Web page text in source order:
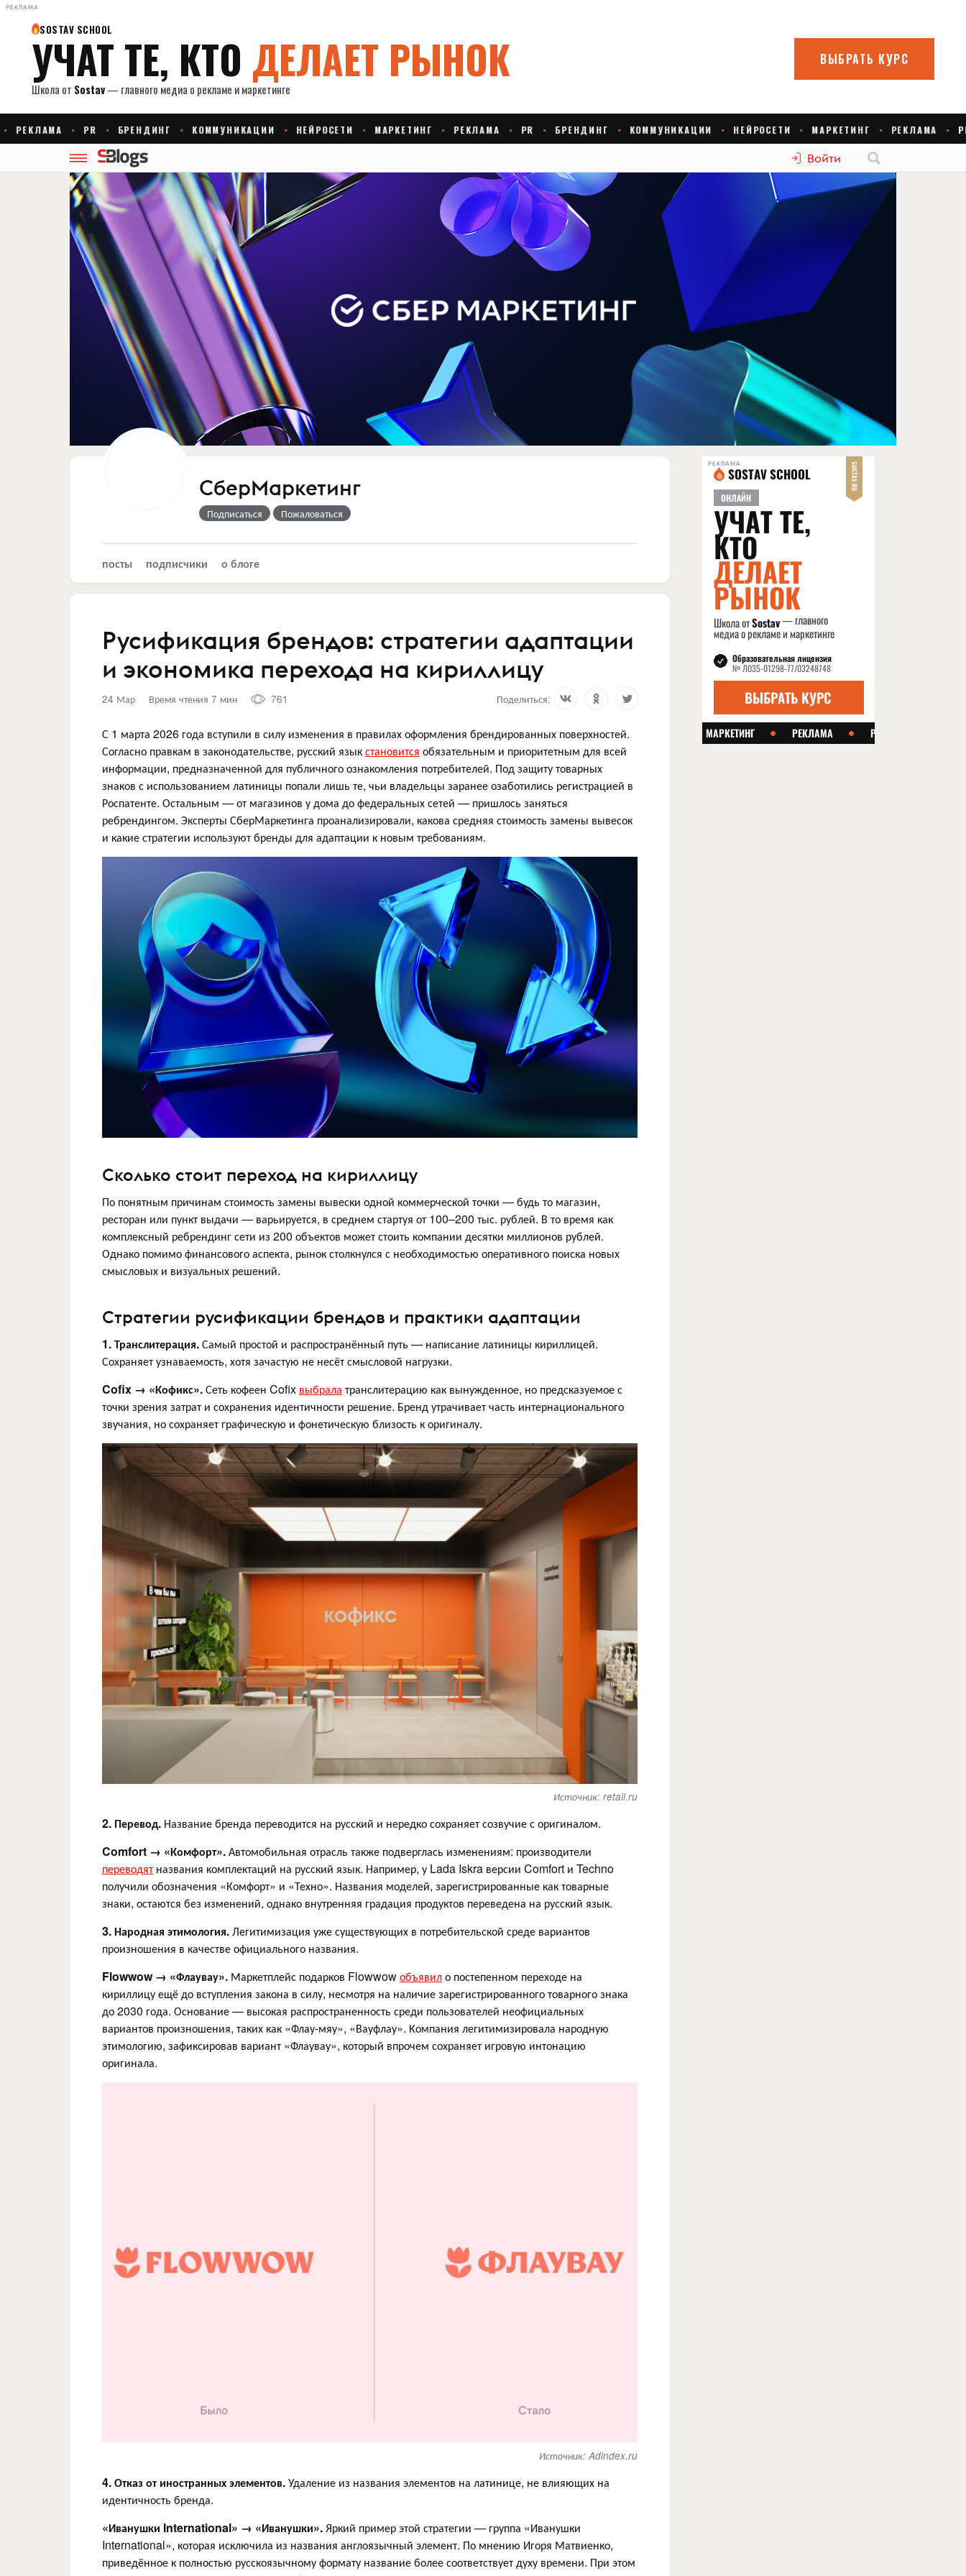
РЕКЛАМА
Войти
СберМаркетинг
Подписаться Пожаловаться
посты подписчики о блоге
Русификация брендов: стратегии адаптации
и экономика перехода на кириллицу
24 Мар Время чтения 7 мин 761 Поделиться:
С 1 марта 2026 года вступили в силу изменения в правилах оформления брендированных поверхностей.
Согласно правкам в законодательстве, русский языкстановится обязательным и приоритетным для всей
информации, предназначенной для публичного ознакомления потребителей. Под защиту товарных
знаков с использованием латиницы попали лишь те, чьи владельцы заранее озаботились регистрацией в
Роспатенте. Остальным — от магазинов у дома до федеральных сетей — пришлось заняться
ребрендингом. Эксперты СберМаркетинга проанализировали, какова средняя стоимость замены вывесок
и какие стратегии используют бренды для адаптации к новым требованиям.
Сколько стоит переход на кириллицу
По понятным причинам стоимость замены вывески одной коммерческой точки — будь то магазин,
ресторан или пункт выдачи — варьируется, в среднем стартуя от 100–200 тыс. рублей. В то время как
комплексный ребрендинг сети из 200 объектов может стоить компании десятки миллионов рублей.
Однако помимо финансового аспекта, рынок столкнулся с необходимостью оперативного поиска новых
смысловых и визуальных решений.
Стратегии русификации брендов и практики адаптации
1. Транслитерация.Самый простой и распространённый путь — написание латиницы кириллицей.
Сохраняет узнаваемость, хотя зачастую не несёт смысловой нагрузки.
Cofix → «Кофикс».Сеть кофеен Cofix выбрала транслитерацию как вынужденное, но предсказуемое с
точки зрения затрат и сохранения идентичности решение. Бренд утрачивает часть интернационального
звучания, но сохраняет графическую и фонетическую близость к оригиналу.
Источник: retail.ru
2. Перевод. Название бренда переводится на русский и нередко сохраняет созвучие с оригиналом.
Comfort → «Комфорт».Автомобильная отрасль также подверглась изменениям: производители
переводят названия комплектаций на русский язык. Например, у Lada Iskra версии Comfort и Techno
получили обозначения «Комфорт» и «Техно». Названия моделей, зарегистрированные как товарные
знаки, остаются без изменений, однако внутренняя градация продуктов переведена на русский язык.
3. Народная этимология.Легитимизация уже существующих в потребительской среде вариантов
произношения в качестве официального названия.
Flowwow → «Флаувау». Маркетплейс подарков Flowwowобъявило постепенном переходе на
кириллицу ещё до вступления закона в силу, несмотря на наличие зарегистрированного товарного знака
до 2030 года. Основание — высокая распространенность среди пользователей неофициальных
вариантов произношения, таких как «Флау-мяу», «Вауфлау». Компания легитимизировала народную
этимологию, зафиксировав вариант «Флаувау», который впрочем сохраняет игровую интонацию
оригинала.
Источник: Adindex.ru
4. Отказ от иностранных элементов.Удаление из названия элементов на латинице, не влияющих на
идентичность бренда.
«Иванушки International» → «Иванушки».Яркий пример этой стратегии — группа «Иванушки
International», которая исключила из названия англоязычный элемент. По мнению Игоря Матвиенко,
приведённое к полностью русскоязычному формату название более соответствует духу времени. При этом
РЕКЛАМА